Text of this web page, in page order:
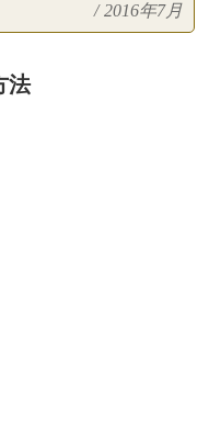
/ 2016年7月
法